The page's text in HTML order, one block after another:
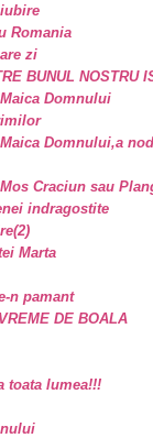
Romania
zi
BUNUL NOSTRU
Domnului
Domnului,a
Craciun sau
indragostite
Marta
n pamant
DE BOALA
toata lumea!!!